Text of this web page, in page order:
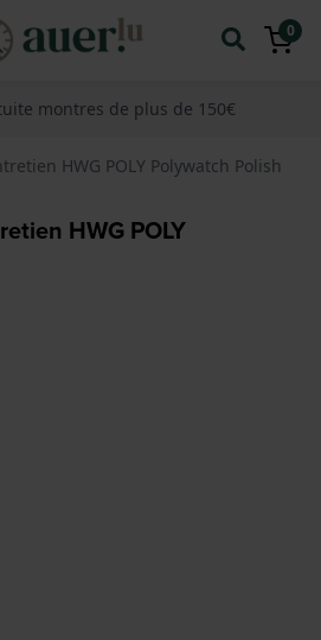
0
montres de plus de 150€
HWG POLY Polywatch Polish
HWG POLY